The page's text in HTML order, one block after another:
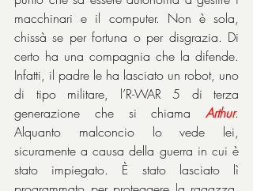
macchinari e il computer. Non è sola,
chissà se per fortuna o per disgrazia. Di
certo ha una compagnia che la difende.
Infatti, il padre le ha lasciato un robot, uno
di tipo militare, l’R-WAR 5 di terza
generazione che si chiama Arthur.
Alquanto malconcio lo vede lei,
sicuramente a causa della guerra in cui è
stato impiegato. È stato lasciato lì